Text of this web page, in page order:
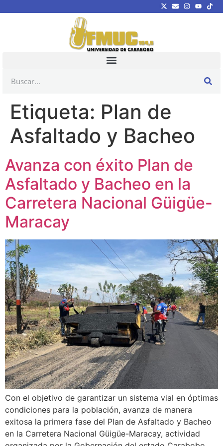
Etiqueta: Plan de
Asfaltado y Bacheo
Avanza con éxito Plan de
Asfaltado y Bacheo en la
Carretera Nacional Güigüe-
Maracay
Con el objetivo de garantizar un sistema vial en óptimas
condiciones para la población, avanza de manera
exitosa la primera fase del Plan de Asfaltado y Bacheo
en la Carretera Nacional Güigüe-Maracay, actividad